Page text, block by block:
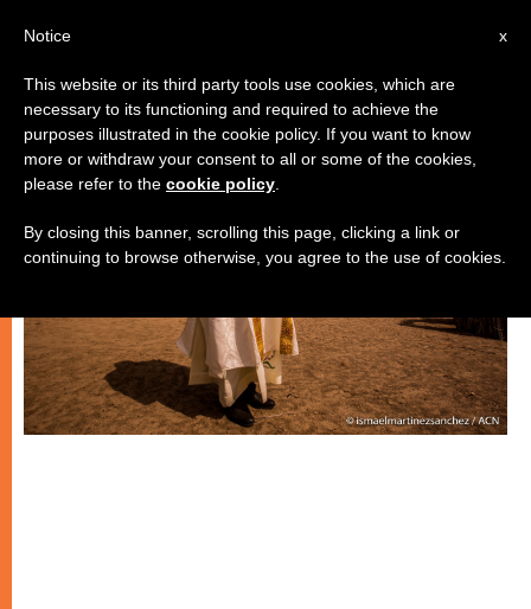
ECOLOGIA
x
Notice
This website or its third party tools use cookies, which are
necessary to its functioning and required to achieve the
purposes illustrated in the cookie policy. If you want to know
more or withdraw your consent to all or some of the cookies,
please refer to the cookie policy
By closing this banner, scrolling this page, clicking a link or
continuing to browse otherwise, you agree to the use of cookies.